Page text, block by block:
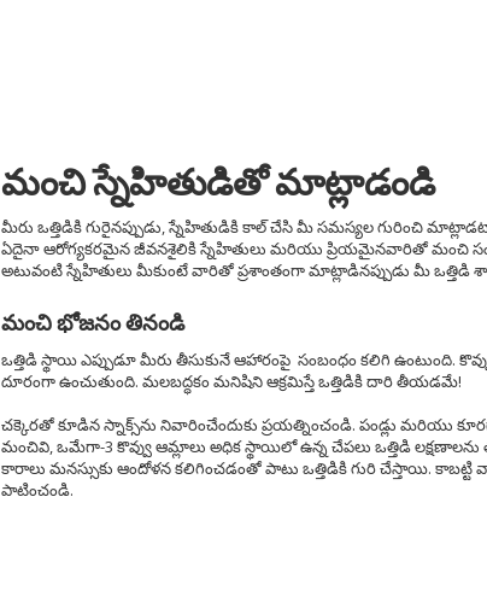
మంచి స్నేహితుడితో మాట్లాడండి
మీరు ఒత్తిడికి గురైనప్పుడు, స్నేహితుడికి కాల్ చేసి మీ సమస్యల గురించి
ఏదైనా ఆరోగ్యకరమైన జీవనశైలికి స్నేహితులు మరియు ప్రియమైనవారితో మంచి
అటువంటి స్నేహితులు మీకుంటే వారితో ప్రశాంతంగా మాట్లాడినప్పుడు మీ ఒత్తిడి
మంచి భోజనం తినండి
ఒత్తిడి స్థాయి ఎప్పుడూ మీరు తీసుకునే ఆహారంపై సంబంధం కలిగి ఉంటుంది.
దూరంగా ఉంచుతుంది. మలబద్ధకం మనిషిని ఆక్రమిస్తే ఒత్తిడికి దారి తీయడమే!
చక్కెరతో కూడిన స్నాక్స్‌ను నివారించేందుకు ప్రయత్నించండి. పండ్లు మరియు
మంచివి, ఒమేగా-3 కొవ్వు ఆమ్లాలు అధిక స్థాయిలో ఉన్న చేపలు ఒత్తిడి
కారాలు మనస్సుకు ఆందోళన కలిగించడంతో పాటు ఒత్తిడికి గురి చేస్తాయి. కాబట్టి
పాటించండి.